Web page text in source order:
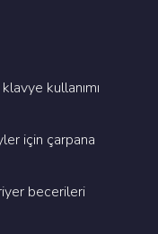
kullanimi
i̇çi̇n çarpana
beceri̇leri̇